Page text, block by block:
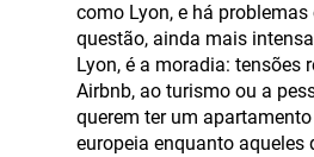
como Lyon, e há
questão, ainda mais
Lyon, é a moradia: tensões
Airbnb, ao turismo ou a
querem ter um
europeia enquanto aqueles